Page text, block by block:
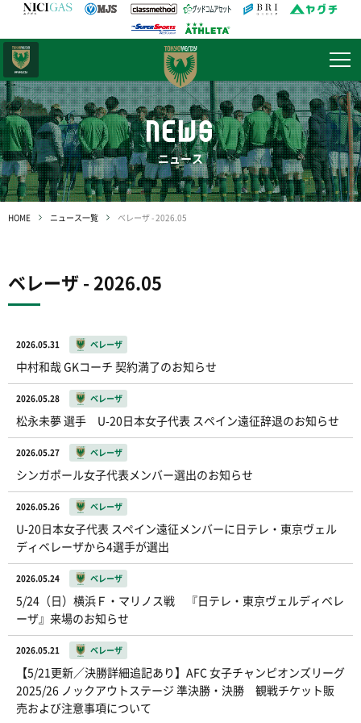
NEWS
ニュース
HOME ニュース一覧 ベレーザ - 2026.05
ベレーザ - 2026.05
2026.05.31 ベレーザ
中村和哉 GKコーチ 契約満了のお知らせ
2026.05.28 ベレーザ
松永未夢 選手 U-20日本女子代表 スペイン遠征辞退のお知らせ
2026.05.27 ベレーザ
シンガポール女子代表メンバー選出のお知らせ
2026.05.26 ベレーザ
U-20日本女子代表 スペイン遠征メンバーに日テレ・東京ヴェル
ディベレーザから4選手が選出
2026.05.24 ベレーザ
5/24（日）横浜Ｆ・マリノス戦 『日テレ・東京ヴェルディベレ
ーザ』来場のお知らせ
2026.05.21 ベレーザ
【5/21更新／決勝詳細追記あり】AFC 女子チャンピオンズリーグ
2025/26 ノックアウトステージ 準決勝・決勝 観戦チケット販
売および注意事項について